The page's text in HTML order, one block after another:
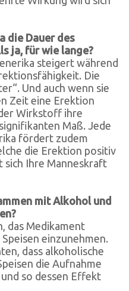
die Dauer des
ja, für wie lange?
steigert während
Die
Und auch wenn sie
Zeit eine Erektion
Wirkstoff ihre
Maß. Jede
fördert zudem
die Erektion positiv
sich Ihre Manneskraft
mit Alkohol und
das Medikament
einzunehmen.
dass alkoholische
die Aufnahme
so dessen Effekt